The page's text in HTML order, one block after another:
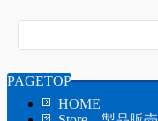
PAGETOP
HOME